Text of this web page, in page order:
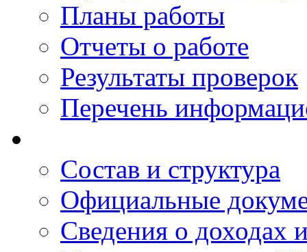
Планы работы
Отчеты о работе
Результаты проверок
Перечень
Состав и структура
Официальные
Сведения о доходах